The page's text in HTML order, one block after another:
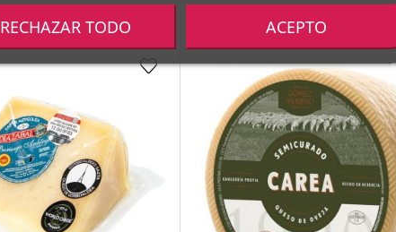
RECHAZAR TODO ACEPTO